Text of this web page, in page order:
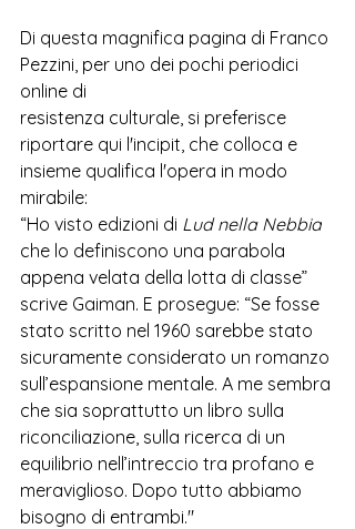
Di questa magnifica pagina di Franco
Pezzini, per uno dei pochi periodici
online di
resistenza culturale, si preferisce
riportare qui l'incipit, che colloca e
insieme qualifica l'opera in modo
mirabile:
“Ho visto edizioni di Lud nella Nebbia
che lo definiscono una parabola
appena velata della lotta di classe”
scrive Gaiman. E prosegue: “Se fosse
stato scritto nel 1960 sarebbe stato
sicuramente considerato un romanzo
sull’espansione mentale. A me sembra
che sia soprattutto un libro sulla
riconciliazione, sulla ricerca di un
equilibrio nell’intreccio tra profano e
meraviglioso. Dopo tutto abbiamo
bisogno di entrambi."